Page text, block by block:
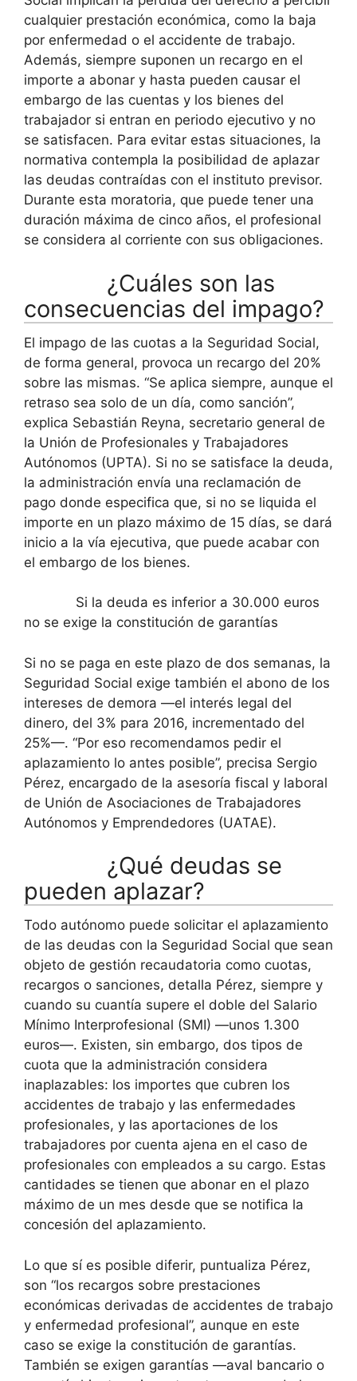
cualquier prestación económica, como la baja
por enfermedad o el accidente de trabajo.
Además, siempre suponen un recargo en el
importe a abonar y hasta pueden causar el
embargo de las cuentas y los bienes del
trabajador si entran en periodo ejecutivo y no
se satisfacen. Para evitar estas situaciones, la
normativa contempla la posibilidad de aplazar
las deudas contraídas con el instituto previsor.
Durante esta moratoria, que puede tener una
duración máxima de cinco años, el profesional
se considera al corriente con sus obligaciones.
¿Cuáles son las
consecuencias del impago?
El impago de las cuotas a la Seguridad Social,
de forma general, provoca un recargo del 20%
sobre las mismas. “Se aplica siempre, aunque el
retraso sea solo de un día, como sanción”,
explica Sebastián Reyna, secretario general de
la Unión de Profesionales y Trabajadores
Autónomos (UPTA). Si no se satisface la deuda,
la administración envía una reclamación de
pago donde especifica que, si no se liquida el
importe en un plazo máximo de 15 días, se dará
inicio a la vía ejecutiva, que puede acabar con
el embargo de los bienes.
Si la deuda es inferior a 30.000 euros
no se exige la constitución de garantías
Si no se paga en este plazo de dos semanas, la
Seguridad Social exige también el abono de los
intereses de demora —el interés legal del
dinero, del 3% para 2016, incrementado del
25%—. “Por eso recomendamos pedir el
aplazamiento lo antes posible”, precisa Sergio
Pérez, encargado de la asesoría fiscal y laboral
de Unión de Asociaciones de Trabajadores
Autónomos y Emprendedores (UATAE).
¿Qué deudas se
pueden aplazar?
Todo autónomo puede solicitar el aplazamiento
de las deudas con la Seguridad Social que sean
objeto de gestión recaudatoria como cuotas,
recargos o sanciones, detalla Pérez, siempre y
cuando su cuantía supere el doble del Salario
Mínimo Interprofesional (SMI) —unos 1.300
euros—. Existen, sin embargo, dos tipos de
cuota que la administración considera
inaplazables: los importes que cubren los
accidentes de trabajo y las enfermedades
profesionales, y las aportaciones de los
trabajadores por cuenta ajena en el caso de
profesionales con empleados a su cargo. Estas
cantidades se tienen que abonar en el plazo
máximo de un mes desde que se notifica la
concesión del aplazamiento.
Lo que sí es posible diferir, puntualiza Pérez,
son “los recargos sobre prestaciones
económicas derivadas de accidentes de trabajo
y enfermedad profesional”, aunque en este
caso se exige la constitución de garantías.
También se exigen garantías —aval bancario o